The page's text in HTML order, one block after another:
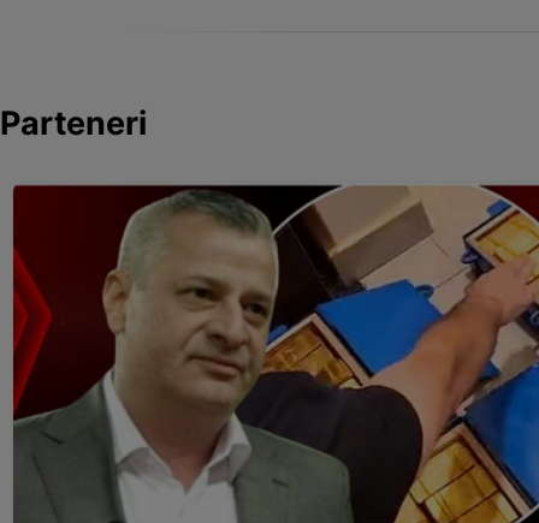
Parteneri